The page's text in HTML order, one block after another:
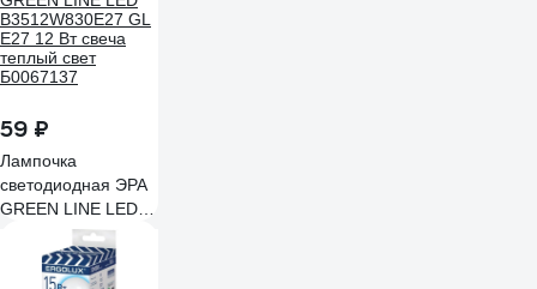
59 ₽
Лампочка
светодиодная ЭРА
GREEN LINE LED
B3512W830E27 GL
E27 12 Вт свеча
теплый свет